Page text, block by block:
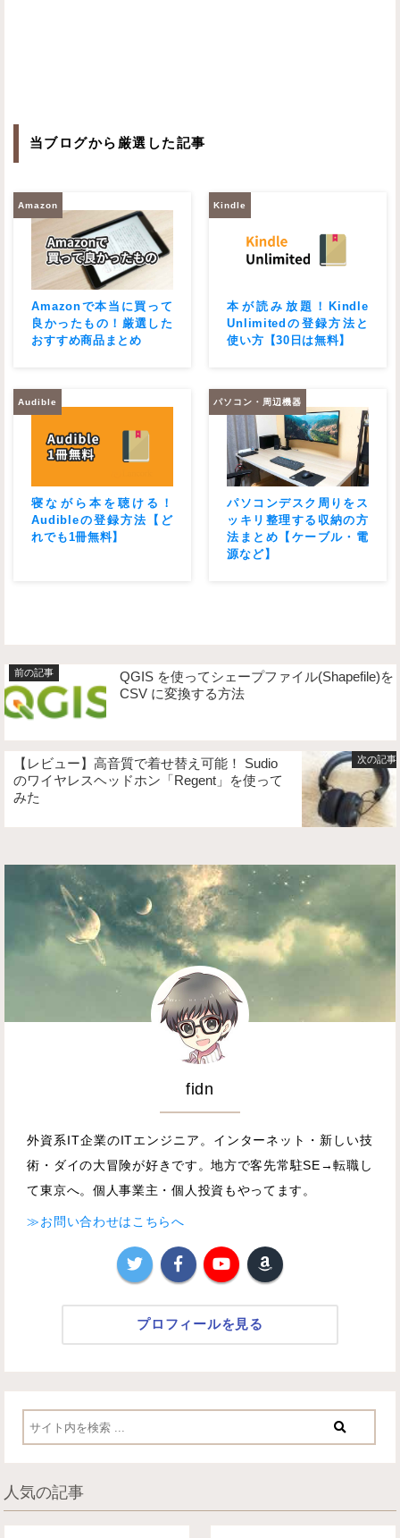
当ブログから厳選した記事
Amazon
Amazonで本当に買って
良かったもの！厳選した
おすすめ商品まとめ
Kindle
本が読み放題！Kindle
Unlimitedの登録方法と
使い方【30日は無料】
Audible
寝ながら本を聴ける！
Audibleの登録方法【ど
れでも1冊無料】
パソコン・周辺機器
パソコンデスク周りをス
ッキリ整理する収納の方
法まとめ【ケーブル・電
源など】
QGIS を使ってシェープファイル(Shapefile)を
CSV に変換する方法
【レビュー】高音質で着せ替え可能！ Sudio
のワイヤレスヘッドホン「Regent」を使って
みた
fidn
外資系IT企業のITエンジニア。インターネット・新しい技
術・ダイの大冒険が好きです。地方で客先常駐SE→転職し
て東京へ。個人事業主・個人投資もやってます。
≫お問い合わせはこちらへ
プロフィールを見る
人気の記事